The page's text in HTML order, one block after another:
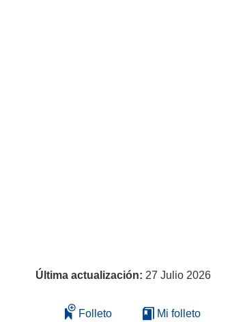
Última actualización: 27 Julio 2026
Folleto Mi folleto